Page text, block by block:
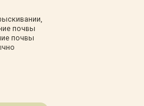
почвы
почвы